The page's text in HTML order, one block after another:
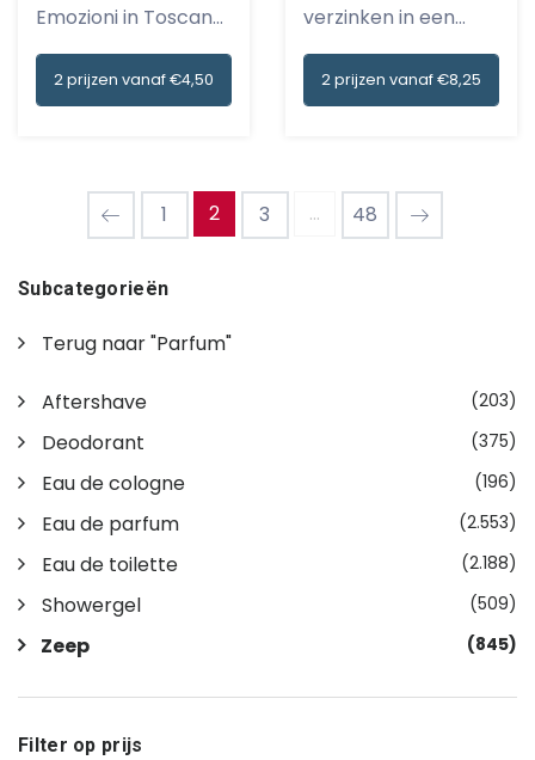
Emozioni in Toscana:
Borgh...
2 prijzen vanaf €4,50
verzinken in een
zee...
2 prijzen vanaf €8,25
1 2 3 ... 48
Subcategorieën
Terug naar "Parfum"
Aftershave (203)
Deodorant (375)
Eau de cologne (196)
Eau de parfum (2.553)
Eau de toilette (2.188)
Showergel (509)
Zeep (845)
Filter op prijs